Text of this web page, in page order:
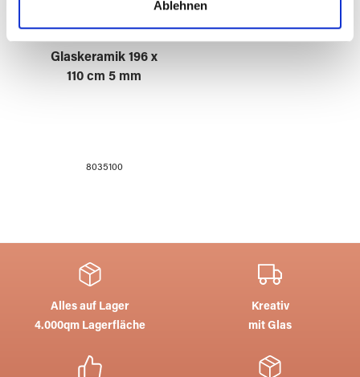
soziale Medien, Werbung und Analysen weiter. Unsere
Partner führen diese Informationen möglicherweise mit
Ablehnen
Glaskeramik 196 x
110 cm 5 mm
8035100
Alles auf Lager
4.000qm Lagerfläche
Kreativ
mit Glas